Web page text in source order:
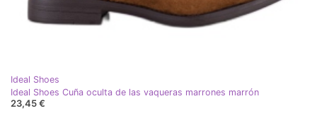
Ideal Shoes
Ideal Shoes Cuña oculta de las vaqueras marrones marrón
23,45 €